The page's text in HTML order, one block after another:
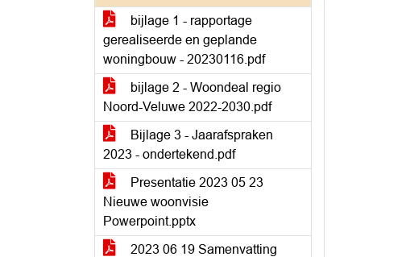
bijlage 1 - rapportage
gerealiseerde en geplande
woningbouw - 20230116.pdf
bijlage 2 - Woondeal regio
Noord-Veluwe 2022-2030.pdf
Bijlage 3 - Jaarafspraken
2023 - ondertekend.pdf
Presentatie 2023 05 23
Nieuwe woonvisie
Powerpoint.pptx
2023 06 19 Samenvatting